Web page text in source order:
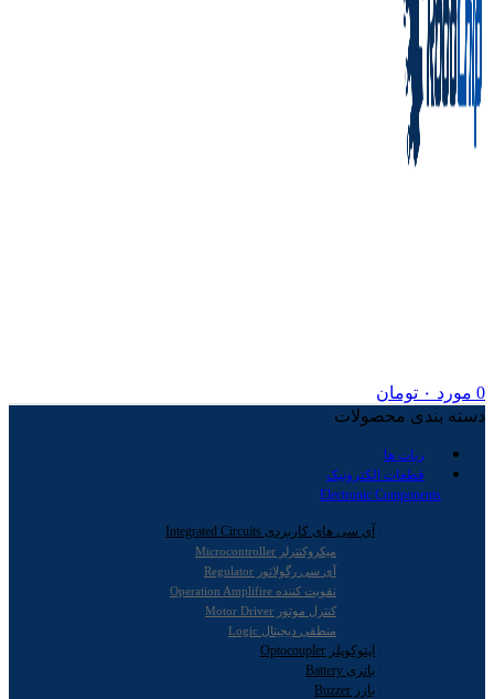
0 مورد ۰ تومان
دسته بندی محصولات
ربات ها
قطعات الکترونیک
Electronic Components
آی سی های کاربردی Integrated Circuits
میکروکنترلر Microcontroller
آی سی رگولاتور Regulator
تقویت کننده Operation Amplifire
کنترل موتور Motor Driver
منطقی دیجیتال Logic
اپتوکوپلر Optocoupler
باتری Battery
بازر Buzzer